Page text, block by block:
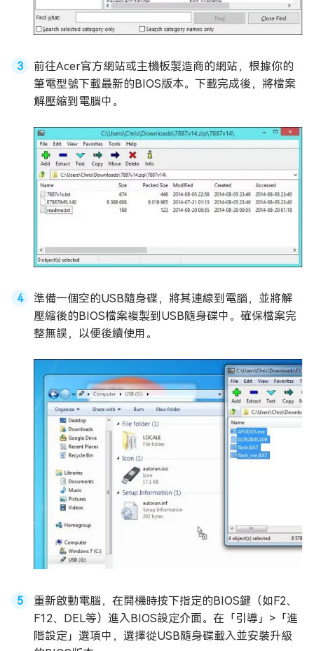
前往Acer官方網站或主機板製造商的網站，根據你的
筆電型號下載最新的BIOS版本。下載完成後，將檔案
解壓縮到電腦中。
準備一個空的USB隨身碟，將其連線到電腦，並將解
壓縮後的BIOS檔案複製到USB隨身碟中。確保檔案完
整無誤，以便後續使用。
重新啟動電腦，在開機時按下指定的BIOS鍵（如F2、
F12、DEL等）進入BIOS設定介面。在「引導」>「進
階設定」選項中，選擇從USB隨身碟載入並安裝升級